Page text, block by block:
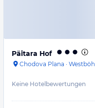
Päitara Hof
Chodova Plana ·
Keine Hotelbewertungen